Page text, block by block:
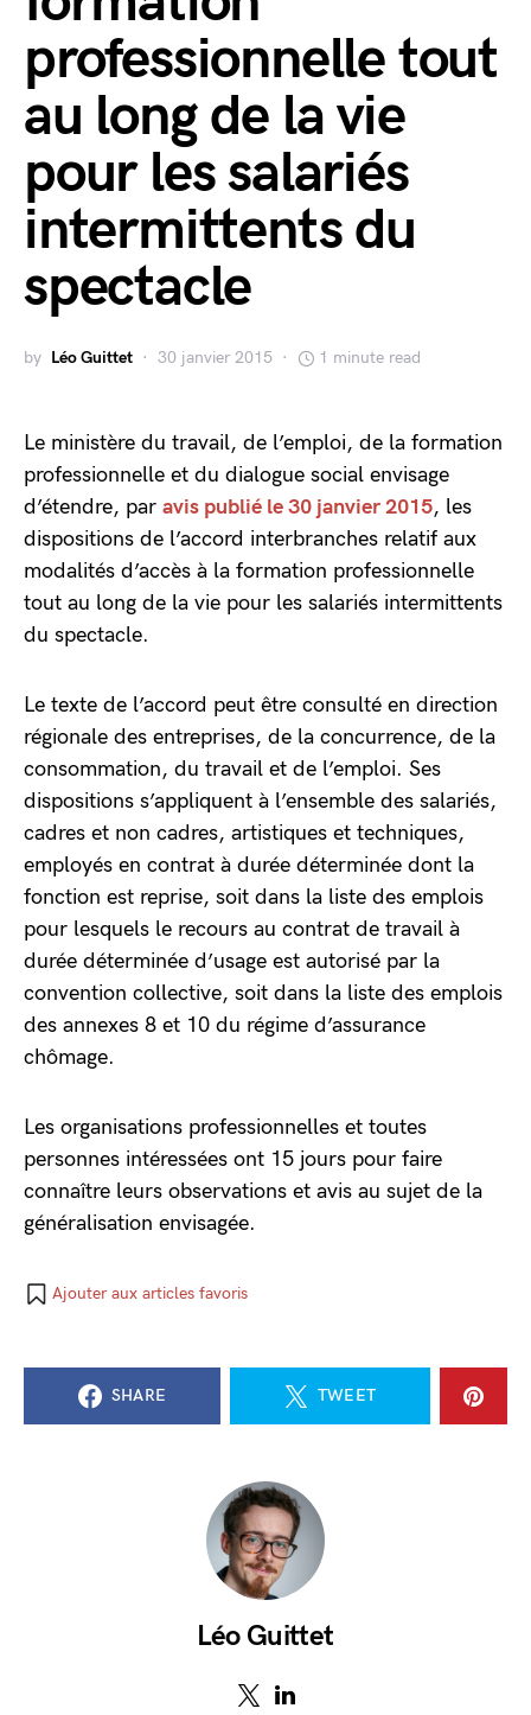
professionnelle tout
au long de la vie
pour les salariés
intermittents du
spectacle
by Léo Guittet 30 janvier 2015 1 minute read
Le ministère du travail, de l’emploi, de la formation
professionnelle et du dialogue social envisage
d’étendre, par avis publié le 30 janvier 2015, les
dispositions de l’accord interbranches relatif aux
modalités d’accès à la formation professionnelle
tout au long de la vie pour les salariés intermittents
du spectacle.
Le texte de l’accord peut être consulté en direction
régionale des entreprises, de la concurrence, de la
consommation, du travail et de l’emploi. Ses
dispositions s’appliquent à l’ensemble des salariés,
cadres et non cadres, artistiques et techniques,
employés en contrat à durée déterminée dont la
fonction est reprise, soit dans la liste des emplois
pour lesquels le recours au contrat de travail à
durée déterminée d’usage est autorisé par la
convention collective, soit dans la liste des emplois
des annexes 8 et 10 du régime d’assurance
chômage.
Les organisations professionnelles et toutes
personnes intéressées ont 15 jours pour faire
connaître leurs observations et avis au sujet de la
généralisation envisagée.
Ajouter aux articles favoris
SHARE TWEET
Léo Guittet